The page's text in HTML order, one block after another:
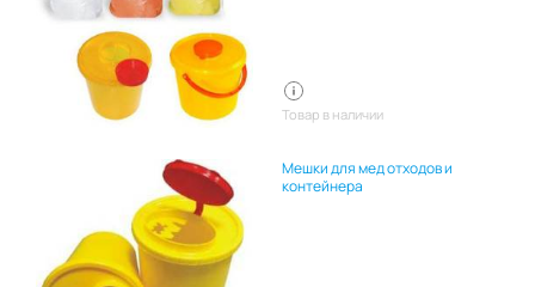
Товар в наличии
Мешки для мед отходов и
контейнера